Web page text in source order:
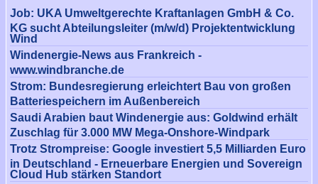
Job: UKA Umweltgerechte Kraftanlagen GmbH & Co.
KG sucht Abteilungsleiter (m/w/d) Projektentwicklung
Wind
Windenergie-News aus Frankreich -
www.windbranche.de
Strom: Bundesregierung erleichtert Bau von großen
Batteriespeichern im Außenbereich
Saudi Arabien baut Windenergie aus: Goldwind erhält
Zuschlag für 3.000 MW Mega-Onshore-Windpark
Trotz Strompreise: Google investiert 5,5 Milliarden Euro
in Deutschland - Erneuerbare Energien und Sovereign
Cloud Hub stärken Standort